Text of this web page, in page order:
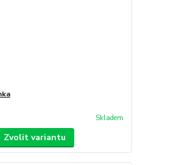
Skladem
Zvolit variantu